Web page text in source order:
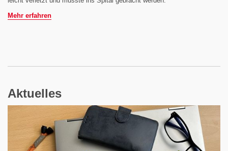
Mehr erfahren
Aktuelles